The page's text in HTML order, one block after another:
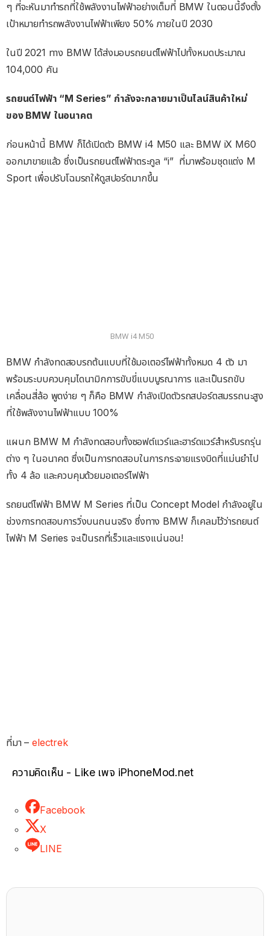
ๆ ที่จะหันมาทำรถที่ใช้พลังงานไฟฟ้าอย่างเต็มที่ BMW ในตอนนี้จึงตั้ง
เป้าหมายทำรถพลังงานไฟฟ้าเพียง 50% ภายในปี 2030
ในปี 2021 ทาง BMW ได้ส่งมอบรถยนต์ไฟฟ้าไปทั้งหมดประมาณ
104,000 คัน
รถยนต์ไฟฟ้า “M Series” กำลังจะกลายมาเป็นไลน์สินค้าใหม่
ของ BMW ในอนาคต
ก่อนหน้านี้ BMW ก็ได้เปิดตัว BMW i4 M50 และ BMW iX M60
ออกมาขายแล้ว ซึ่งเป็นรถยนต์ไฟฟ้าตระกูล “i” ที่มาพร้อมชุดแต่ง M
Sport เพื่อปรับโฉมรถให้ดูสปอร์ตมากขึ้น
BMW i4 M50
BMW กำลังทดสอบรถต้นแบบที่ใช้มอเตอร์ไฟฟ้าทั้งหมด 4 ตัว มา
พร้อมระบบควบคุมไดนามิกการขับขี่แบบบูรณาการ และเป็นรถขับ
เคลื่อนสี่ล้อ พูดง่าย ๆ ก็คือ BMW กำลังเปิดตัวรถสปอร์ตสมรรถนะสูง
ที่ใช้พลังงานไฟฟ้าแบบ 100%
แผนก BMW M กำลังทดสอบทั้งซอฟต์แวร์และฮาร์ดแวร์สำหรับรถรุ่น
ต่าง ๆ ในอนาคต ซึ่งเป็นการทดสอบในการกระจายแรงบิดที่แม่นยำไป
ทั้ง 4 ล้อ และควบคุมด้วยมอเตอร์ไฟฟ้า
รถยนต์ไฟฟ้า BMW M Series ที่เป็น Concept Model กำลังอยู่ใน
ช่วงการทดสอบการวิ่งบนถนนจริง ซึ่งทาง BMW ก็เคลมไว้ว่ารถยนต์
ไฟฟ้า M Series จะเป็นรถที่เร็วและแรงแน่นอน!
ที่มา –electrek
ความคิดเห็น - Like เพจ iPhoneMod.net
Facebook
X
LINE